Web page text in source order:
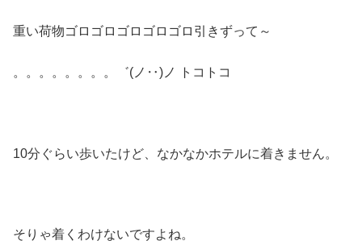
重い荷物ゴロゴロゴロゴロゴロ引きずって～
。。。。。。。。゛(ノ‥)ノ トコトコ
10分ぐらい歩いたけど、なかなかホテルに着きません。
そりゃ着くわけないですよね。